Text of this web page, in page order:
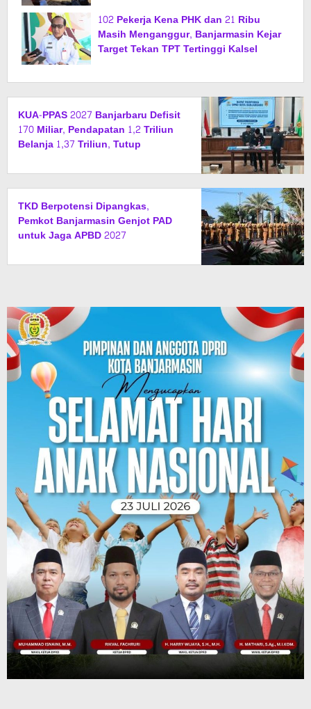
102 Pekerja Kena PHK dan 21 Ribu
Masih Menganggur, Banjarmasin Kejar
Target Tekan TPT Tertinggi Kalsel
KUA-PPAS 2027 Banjarbaru Defisit
170 Miliar, Pendapatan 1,2 Triliun
Belanja 1,37 Triliun, Tutup
TKD Berpotensi Dipangkas,
Pemkot Banjarmasin Genjot PAD
untuk Jaga APBD 2027